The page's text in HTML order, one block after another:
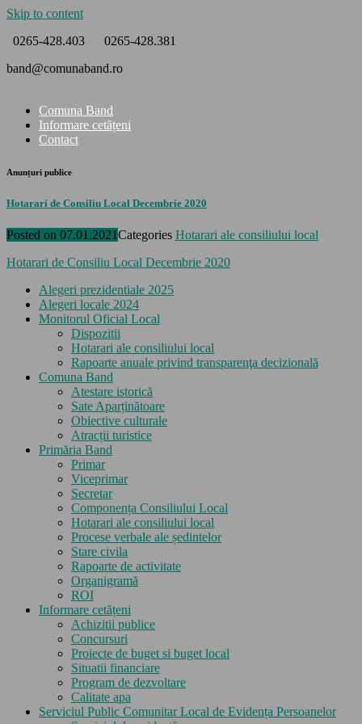
Skip to content
0265-428.403
0265-428.381
band@comunaband.ro
Comuna Band
Informare cetățeni
Contact
Anunțuri publice
Hotarari de Consiliu Local Decembrie 2020
Posted on 07.01.2021Categories Hotarari ale consiliului local
Hotarari de Consiliu Local Decembrie 2020
Alegeri prezidentiale 2025
Alegeri locale 2024
Monitorul Oficial Local
Dispozitii
Hotarari ale consiliului local
Rapoarte anuale privind transparenţa decizională
Comuna Band
Atestare istorică
Sate Aparținătoare
Obiective culturale
Atracții turistice
Primăria Band
Primar
Viceprimar
Secretar
Componența Consiliului Local
Hotarari ale consiliului local
Procese verbale ale ședintelor
Stare civila
Rapoarte de activitate
Organigramă
ROI
Informare cetățeni
Achizitii publice
Concursuri
Proiecte de buget si buget local
Situatii financiare
Program de dezvoltare
Calitate apa
Serviciul Public Comunitar Local de Evidența Persoanelor